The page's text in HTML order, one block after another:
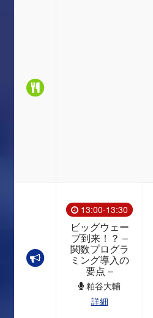
13:00-13:30
ビッグウェー
ブ到来！？ –
関数プログラ
ミング導入の
要点 –
粕谷大輔
詳細